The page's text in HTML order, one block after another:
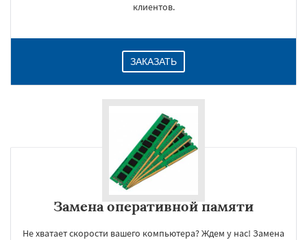
клиентов.
ЗАКАЗАТЬ
Замена оперативной памяти
Не хватает скорости вашего компьютера? Ждем у нас! Замена